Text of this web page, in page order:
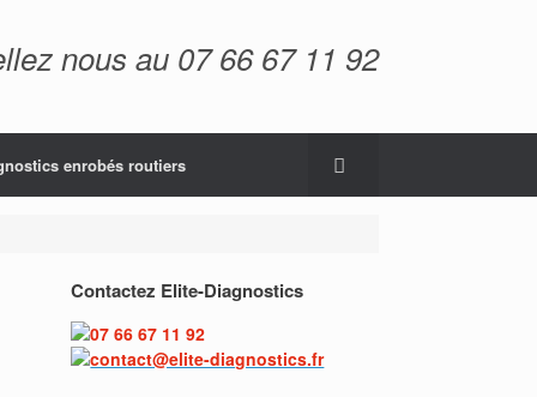
nous au 07 66 67 11 92
enrobés routiers
Contactez Elite-Diagnostics
07 66 67 11 92
contact@elite-diagnostics.fr